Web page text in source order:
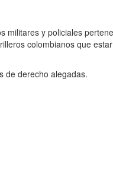
y policiales
colombianos que
de derecho alegadas.